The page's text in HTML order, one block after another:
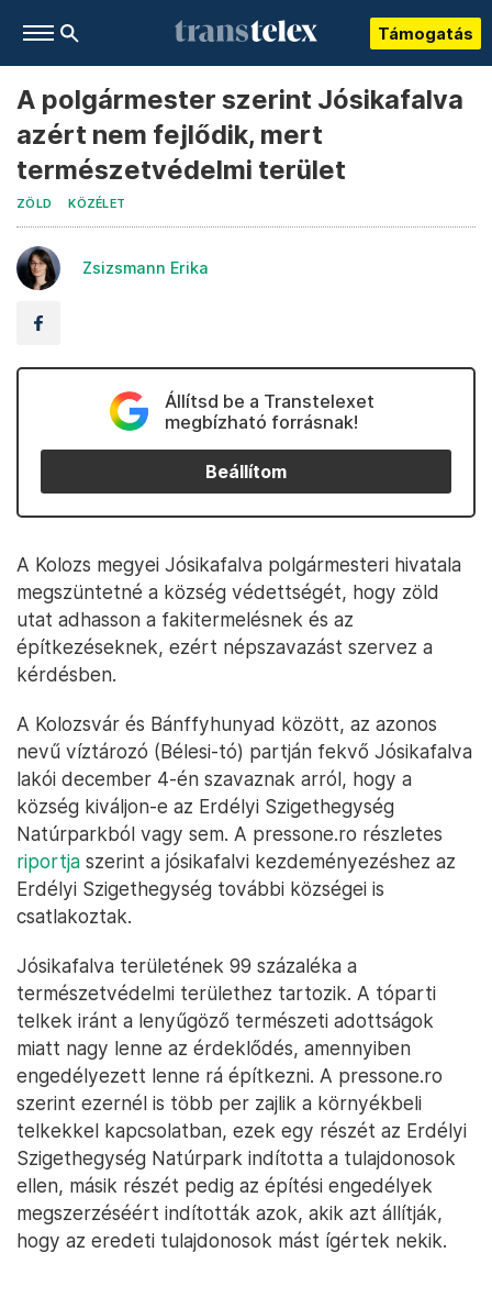
Támogatás
A polgármester szerint Jósikafalva
azért nem fejlődik, mert
természetvédelmi terület
ZÖLD KÖZÉLET
Zsizsmann Erika
Állítsd be a Transtelexet
megbízható forrásnak!
Beállítom
A Kolozs megyei Jósikafalva polgármesteri hivatala
megszüntetné a község védettségét, hogy zöld
utat adhasson a fakitermelésnek és az
építkezéseknek, ezért népszavazást szervez a
kérdésben.
A Kolozsvár és Bánffyhunyad között, az azonos
nevű víztározó (Bélesi-tó) partján fekvő Jósikafalva
lakói december 4-én szavaznak arról, hogy a
község kiváljon-e az Erdélyi Szigethegység
Natúrparkból vagy sem. A pressone.ro részletes
riportja szerint a jósikafalvi kezdeményezéshez az
Erdélyi Szigethegység további községei is
csatlakoztak.
Jósikafalva területének 99 százaléka a
természetvédelmi területhez tartozik. A tóparti
telkek iránt a lenyűgöző természeti adottságok
miatt nagy lenne az érdeklődés, amennyiben
engedélyezett lenne rá építkezni. A pressone.ro
szerint ezernél is több per zajlik a környékbeli
telkekkel kapcsolatban, ezek egy részét az Erdélyi
Szigethegység Natúrpark indította a tulajdonosok
ellen, másik részét pedig az építési engedélyek
megszerzéséért indították azok, akik azt állítják,
hogy az eredeti tulajdonosok mást ígértek nekik.